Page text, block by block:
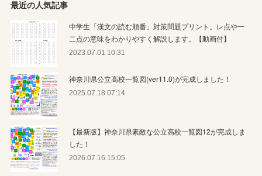
最近の人気記事
中学生「漢文の読む順番」対策問題プリント。レ点や一
二点の意味をわかりやすく解説します。【動画付】
2023.07.01 10:31
神奈川県公立高校一覧図(ver11.0)が完成しました！
2025.07.18 07:14
【最新版】神奈川県素敵な公立高校一覧図12が完成しま
した！
2026.07.16 15:05